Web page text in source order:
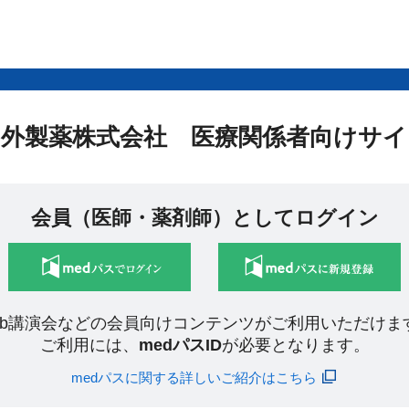
製薬株式会社 医療関係者向けサ
会員（医師・薬剤師）としてログイン
講演会などの会員向けコンテンツがご利用いただけま
ご利用には、 medパスIDが必要となります。
medパスに関する詳しいご紹介はこちら